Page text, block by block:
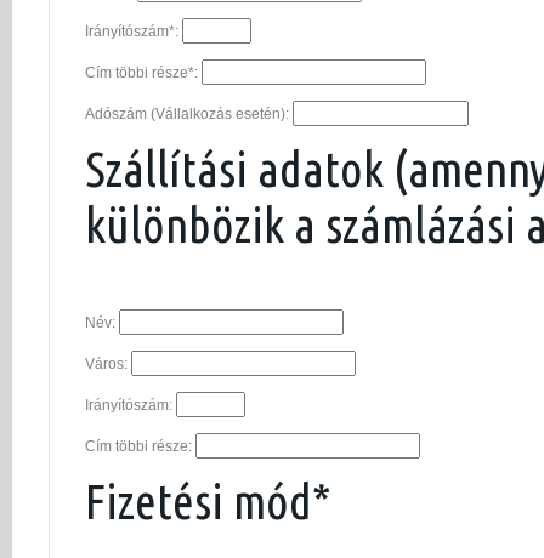
Irányítószám*:
Cím többi része*:
Adószám (Vállalkozás esetén):
Szállítási adatok
különbözik a számlázási
Név:
Város:
Irányítószám:
Cím többi része:
Fizetési mód*